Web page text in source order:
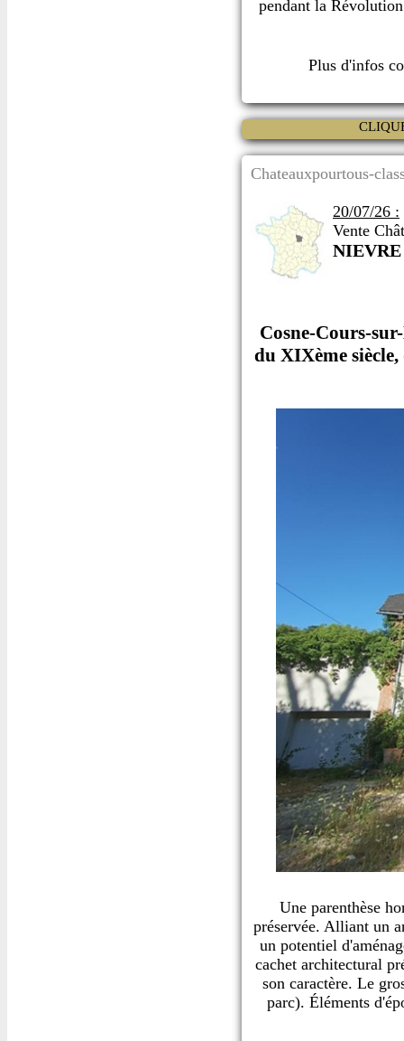
pendant la
Plus d'infos
Chateauxpourtous-
20/07/26 :
Vente
NIEVRE
Cosne-Cours-
du XIXème
Une parenthèse
préservée. Alliant un
un potentiel
cachet architectural
son caractère. Le
parc). Éléments